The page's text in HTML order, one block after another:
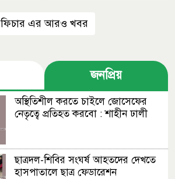
ফিচার এর আরও খবর
জনপ্রিয়
অস্থিতিশীল করতে চাইলে জোসেফের
নেতৃত্বে প্রতিহত করবো : শাহীন ঢালী
ছাত্রদল-শিবির সংঘর্ষ আহতদের দেখতে
হাসপাতালে ছাত্র ফেডারেশন